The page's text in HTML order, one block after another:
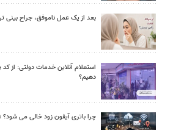
بعد از یک عمل ناموفق، جراح بینی
استعلام آنلاین خدمات دولتی: از کد
دهیم؟
چرا باتری آیفون زود خالی می شود؟ ۹ راهکار واقعی